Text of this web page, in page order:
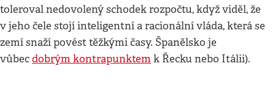
toleroval nedovolený schodek rozpočtu, když viděl, že
v jeho čele stojí inteligentní a racionální vláda, která se
zemí snaží povést těžkými časy. Španělsko je
vůbecdobrým kontrapunktem k Řecku nebo Itálii).